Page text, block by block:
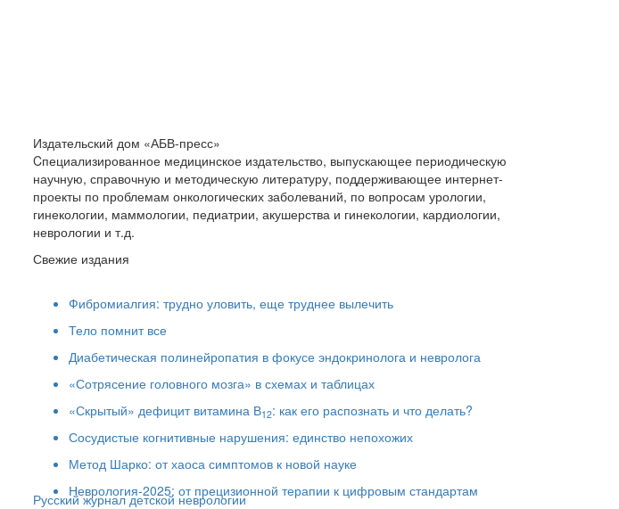
Издательский дом «АБВ-пресс»
Cпециализированное медицинское издательство, выпускающее периодическую
научную, справочную и методическую литературу, поддерживающее интернет-
проекты по проблемам онкологических заболеваний, по вопросам урологии,
гинекологии, маммологии, педиатрии, акушерства и гинекологии, кардиологии,
неврологии и т.д.
Свежие издания
Фибромиалгия: трудно уловить, еще труднее вылечить
Тело помнит все
Диабетическая полинейропатия в фокусе эндокринолога и невролога
«Сотрясение головного мозга» в схемах и таблицах
«Скрытый» дефицит витамина В12: как его распознать и что делать?
Сосудистые когнитивные нарушения: единство непохожих
Метод Шарко: от хаоса симптомов к новой науке
Неврология-2025: от прецизионной терапии к цифровым стандартам
Русский журнал детской неврологии